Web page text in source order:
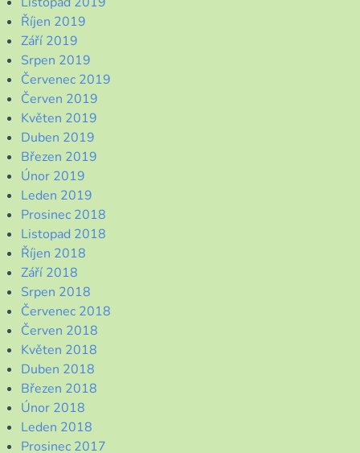
Říjen 2019
Září 2019
Srpen 2019
Červenec 2019
Červen 2019
Květen 2019
Duben 2019
Březen 2019
Únor 2019
Leden 2019
Prosinec 2018
Listopad 2018
Říjen 2018
Září 2018
Srpen 2018
Červenec 2018
Červen 2018
Květen 2018
Duben 2018
Březen 2018
Únor 2018
Leden 2018
Prosinec 2017